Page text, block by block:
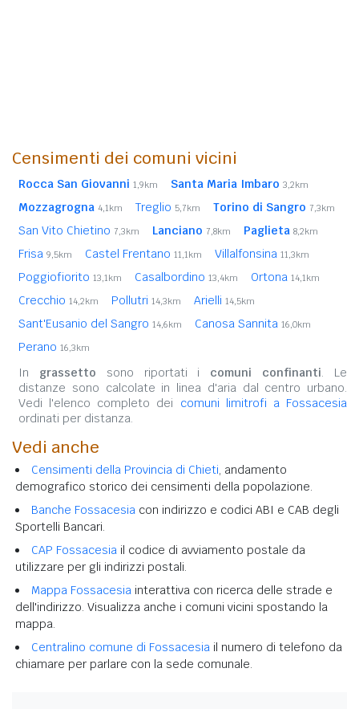
Censimenti dei comuni vicini
Rocca San Giovanni 1,9km Santa Maria Imbaro 3,2km
Mozzagrogna 4,1km Treglio 5,7km Torino di Sangro 7,3km
San Vito Chietino 7,3km Lanciano 7,8km Paglieta 8,2km
Frisa 9,5km Castel Frentano 11,1km Villalfonsina 11,3km
Poggiofiorito 13,1km Casalbordino 13,4km Ortona 14,1km
Crecchio 14,2km Pollutri 14,3km Arielli 14,5km
Sant'Eusanio del Sangro 14,6km Canosa Sannita 16,0km
Perano 16,3km
In grassetto sono riportati i comuni confinanti. Le
distanze sono calcolate in linea d'aria dal centro urbano.
Vedi l'elenco completo dei comuni limitrofi a Fossacesia
ordinati per distanza.
Vedi anche
Censimenti della Provincia di Chieti, andamento
demografico storico dei censimenti della popolazione.
Banche Fossacesia con indirizzo e codici ABI e CAB degli
Sportelli Bancari.
CAP Fossacesia il codice di avviamento postale da
utilizzare per gli indirizzi postali.
Mappa Fossacesia interattiva con ricerca delle strade e
dell'indirizzo. Visualizza anche i comuni vicini spostando la
mappa.
Centralino comune di Fossacesia il numero di telefono da
chiamare per parlare con la sede comunale.